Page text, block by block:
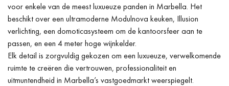
voor enkele van de meest luxueuze panden in Marbella. Het
beschikt over een ultramoderne Modulnova keuken, Illusion
verlichting, een domoticasysteem om de kantoorsfeer aan te
passen, en een 4 meter hoge wijnkelder.
Elk detail is zorgvuldig gekozen om een luxueuze, verwelkomende
ruimte te creëren die vertrouwen, professionaliteit en
uitmuntendheid in Marbella’s vastgoedmarkt weerspiegelt.